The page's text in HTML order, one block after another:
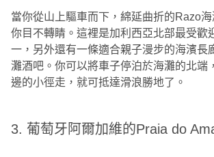
當你從山上驅車而下，綿延曲折的Razo
你目不轉睛。這裡是加利西亞北部最受歡
一，另外還有一條適合親子漫步的海濱長
灘酒吧。你可以將車子停泊於海灘的北端
邊的小徑走，就可抵達滑浪勝地了。
3. 葡萄牙阿爾加維的Praia do